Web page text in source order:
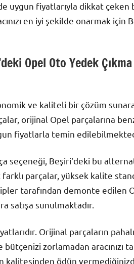
uygun fiyatlarıyla dikkat çeken
en iyi şekilde onarmak için
Opel Oto Yedek
ve kaliteli bir çözüm
orijinal Opel parçalarına
fiyatlarla temin
seçeneği, Beşiri'deki bu
parçalar, yüksek kalite
tarafından demonte edilen
sunulmaktadır.
Orijinal parçaların pahalı
bütçenizi zorlamadan aracınızı
kalitesinden ödün